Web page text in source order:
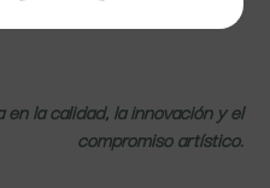
es una nueva aventura
la calidad, la innovación y el
compromiso artístico.